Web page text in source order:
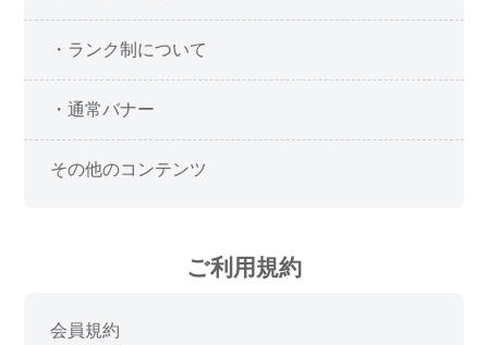
・ランク制について
・通常バナー
その他のコンテンツ
ご利用規約
会員規約